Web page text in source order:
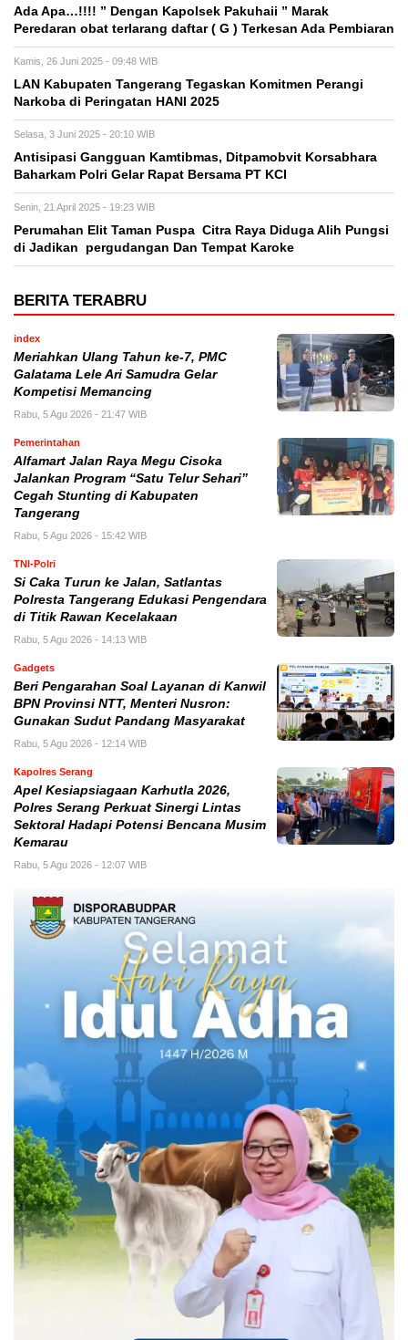
Ada Apa…!!!! ” Dengan Kapolsek Pakuhaii ” Marak
Peredaran obat terlarang daftar ( G ) Terkesan Ada Pembiaran
Kamis, 26 Juni 2025 - 09:48 WIB
LAN Kabupaten Tangerang Tegaskan Komitmen Perangi
Narkoba di Peringatan HANI 2025
Selasa, 3 Juni 2025 - 20:10 WIB
Antisipasi Gangguan Kamtibmas, Ditpamobvit Korsabhara
Baharkam Polri Gelar Rapat Bersama PT KCI
Senin, 21 April 2025 - 19:23 WIB
Perumahan Elit Taman Puspa Citra Raya Diduga Alih Pungsi
di Jadikan pergudangan Dan Tempat Karoke
BERITA TERABRU
index
Meriahkan Ulang Tahun ke-7, PMC
Galatama Lele Ari Samudra Gelar
Kompetisi Memancing
Rabu, 5 Agu 2026 - 21:47 WIB
Pemerintahan
Alfamart Jalan Raya Megu Cisoka
Jalankan Program “Satu Telur Sehari”
Cegah Stunting di Kabupaten
Tangerang
Rabu, 5 Agu 2026 - 15:42 WIB
TNI-Polri
Si Caka Turun ke Jalan, Satlantas
Polresta Tangerang Edukasi Pengendara
di Titik Rawan Kecelakaan
Rabu, 5 Agu 2026 - 14:13 WIB
Gadgets
Beri Pengarahan Soal Layanan di Kanwil
BPN Provinsi NTT, Menteri Nusron:
Gunakan Sudut Pandang Masyarakat
Rabu, 5 Agu 2026 - 12:14 WIB
Kapolres Serang
Apel Kesiapsiagaan Karhutla 2026,
Polres Serang Perkuat Sinergi Lintas
Sektoral Hadapi Potensi Bencana Musim
Kemarau
Rabu, 5 Agu 2026 - 12:07 WIB